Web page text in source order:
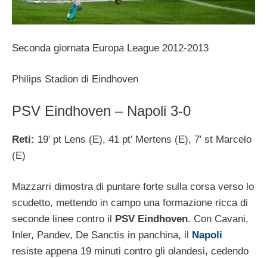
Seconda giornata Europa League 2012-2013
Philips Stadion di Eindhoven
PSV Eindhoven – Napoli 3-0
Reti: 19′ pt Lens (E), 41 pt’ Mertens (E), 7′ st Marcelo
(E)
Mazzarri dimostra di puntare forte sulla corsa verso lo
scudetto, mettendo in campo una formazione ricca di
seconde linee contro il
PSV Eindhoven. Con Cavani,
Inler, Pandev, De Sanctis in panchina, il
Napoli
resiste appena 19 minuti contro gli olandesi, cedendo